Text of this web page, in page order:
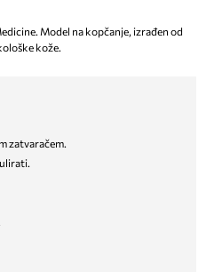
Model na kopčanje, izrađen od
kože.
zatvaračem.